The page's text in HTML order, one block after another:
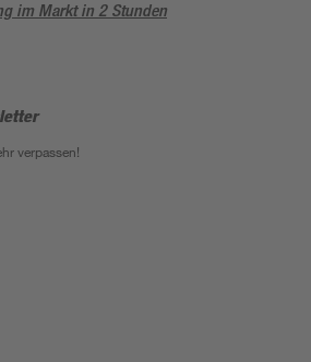
im Markt in 2 Stunden
verpassen!